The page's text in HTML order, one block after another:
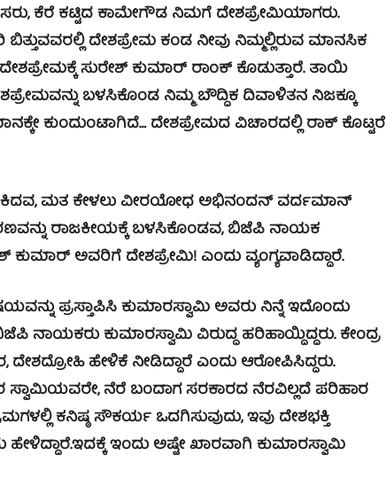
ಕೆರೆ ಕಟ್ಟಿದ ಕಾಮೇಗೌಡ ನಿಮಗೆ ದೇಶಪ್ರೇಮಿಯಾಗರು.
ದೇಶಪ್ರೇಮ ಕಂಡ ನೀವು ನಿಮ್ಮಲ್ಲಿರುವ ಮಾನಸಿಕ
ಸುರೇಶ್ ಕುಮಾರ್ ರಾಂಕ್ ಕೊಡುತ್ತಾರೆ. ತಾಯಿ
ಬಳಸಿಕೊಂಡ ನಿಮ್ಮ ಬೌದ್ಧಿಕ ದಿವಾಳಿತನ ನಿಜಕ್ಕೂ
ಕುಂದುಂಟಾಗಿದೆ… ದೇಶಪ್ರೇಮದ ವಿಚಾರದಲ್ಲಿ ರಾಕ್ ಕೊಟ್ಟರೆ
ಮತ ಕೇಳಲು ವೀರಯೋಧ ಅಭಿನಂದನ್ ವರ್ದಮಾನ್
ರಾಜಕೀಯಕ್ಕೆ ಬಳಸಿಕೊಂಡವ, ಬಿಜೆಪಿ ನಾಯಕ
ಅವರಿಗೆ ದೇಶಪ್ರೇಮಿ! ಎಂದು ವ್ಯಂಗ್ಯವಾಡಿದ್ದಾರೆ.
ಪ್ರಸ್ತಾಪಿಸಿ ಕುಮಾರಸ್ವಾಮಿ ಅವರು ನಿನ್ನೆ ಇದೊಂದು
ನಾಯಕರು ಕುಮಾರಸ್ವಾಮಿ ವಿರುದ್ಧ ಹರಿಹಾಯ್ದಿದ್ದರು. ಕೇಂದ್ರ
ಹೇಳಿಕೆ ನೀಡಿದ್ದಾರೆ ಎಂದು ಆರೋಪಿಸಿದ್ದರು.
ಸ್ವಾಮಿಯವರೇ, ನೆರೆ ಬಂದಾಗ ಸರಕಾರದ ನೆರವಿಲ್ಲದೆ ಪರಿಹಾರ
ಕನಿಷ್ಠ ಸೌಕರ್ಯ ಒದಗಿಸುವುದು, ಇವು ದೇಶಭಕ್ತಿ
ಇದಕ್ಕೆ ಇಂದು ಅಷ್ಟೇ ಖಾರವಾಗಿ ಕುಮಾರಸ್ವಾಮಿ